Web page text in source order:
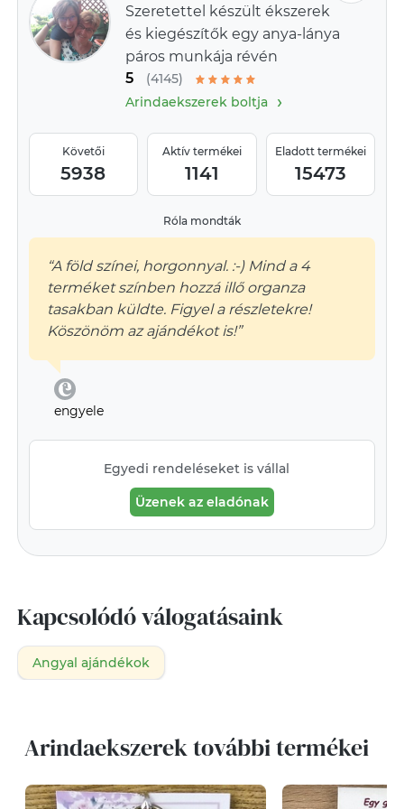
Szeretettel készült ékszerek
és kiegészítők egy anya-lánya
páros munkája révén
5
(4145)
Arindaekszerek boltja›
Követői
5938
Aktív termékei
1141
Eladott termékei
15473
Róla mondták
“A föld színei, horgonnyal. :-) Mind a 4
terméket színben hozzá illő organza
tasakban küldte. Figyel a részletekre!
Köszönöm az ajándékot is!”
engyele
Egyedi rendeléseket is vállal
Üzenek az eladónak
Kapcsolódó válogatásaink
Angyal ajándékok
Arindaekszerek további termékei